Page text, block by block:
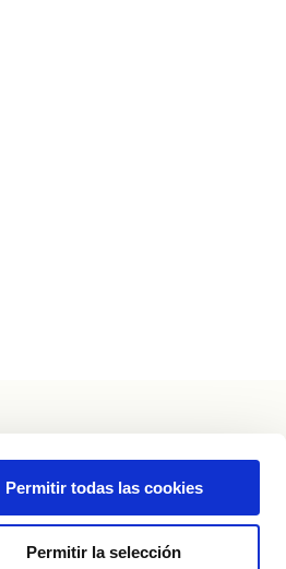
Permitir todas las cookies
Permitir la selección
VINO DE ZAMORA